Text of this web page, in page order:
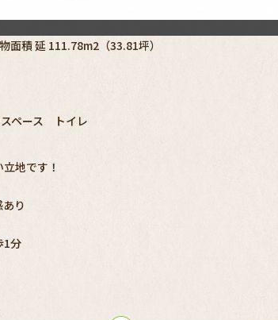
面積 延 111.78m2（33.81坪）
ペース トイレ
地です！
り
1分